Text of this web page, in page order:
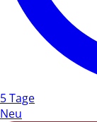
5 Tage
Neu